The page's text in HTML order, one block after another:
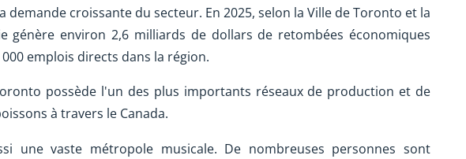
croissante du secteur. En 2025, selon la Ville de Toronto et la
génère environ 2,6 milliards de dollars de retombées économiques
emplois directs dans la région.
possède l'un des plus importants réseaux de production et de
à travers le Canada.
une vaste métropole musicale. De nombreuses personnes sont